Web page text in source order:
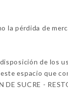
la pérdida de
de los
espacio que
SUCRE -